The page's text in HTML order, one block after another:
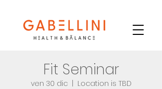
Fit Seminar
ven 30 dic
  |
Location is TBD